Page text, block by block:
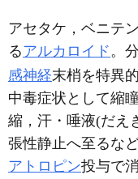
アセタケ，ベニテ
るアルカロイド。
感神経末梢を特異
中毒症状として縮
縮，汗・唾液(だえ
張性静止へ至るな
アトロピン投与で